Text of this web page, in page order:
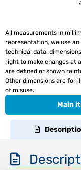
All measurements in
representation, we use
technical data,
right to make changes at
are defined or shown
Other dimensions are for
of misuse.
Main